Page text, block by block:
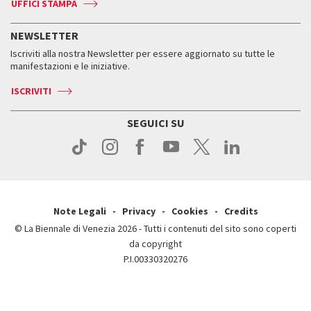
Press
Accrediti
Come raggiungerci
Come raggiungerci
Contatti
Press
Press
Orari e sedi
Biglietti
Servizi al pubblico
Come raggiungerci
Contatti
ASAC DATI
Storia
Orari e sedi
UFFICI STAMPA
NEWSLETTER
Iscriviti alla nostra Newsletter per essere aggiornato su tutte le
manifestazioni e le iniziative.
ISCRIVITI
SEGUICI SU
Note Legali Privacy Cookies
Credits
© La Biennale di Venezia 2026 - Tutti i contenuti del sito sono coperti
da copyright
P.I.00330320276